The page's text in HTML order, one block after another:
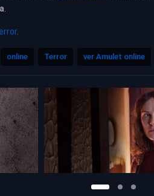
.
online Terror ver Amulet online